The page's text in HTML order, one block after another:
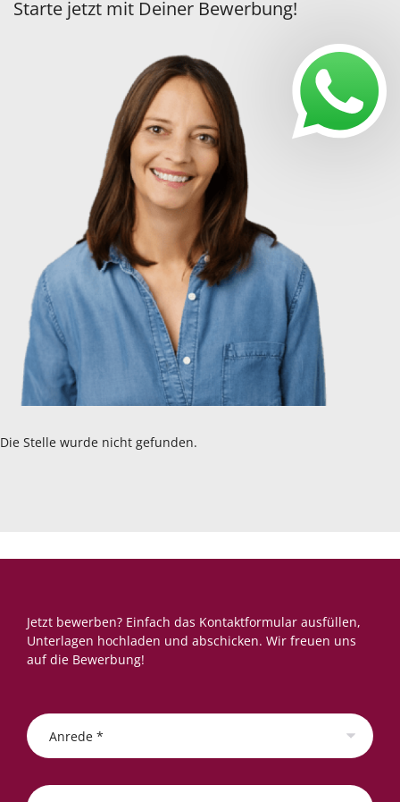
Starte jetzt mit Deiner Bewerbung!
Jetzt bewerben? Einfach das Kontaktformular ausfüllen,
Unterlagen hochladen und abschicken. Wir freuen uns
auf die Bewerbung!
Anrede *
Die Stelle wurde nicht gefunden.